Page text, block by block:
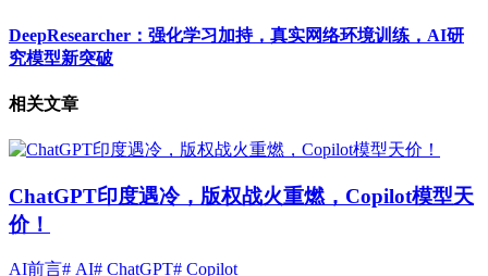
DeepResearcher：强化学习加持，真实网络环境训练，AI研
究模型新突破
相关文章
ChatGPT印度遇冷，版权战火重燃，Copilot模型天
价！
AI前言# AI# ChatGPT# Copilot